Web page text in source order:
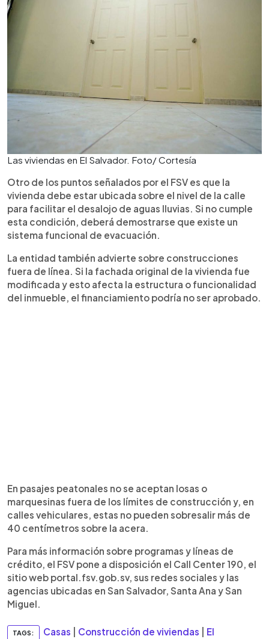
Las viviendas en El Salvador. Foto/ Cortesía
Otro de los puntos señalados por el FSV es que la
vivienda debe estar ubicada sobre el nivel de la calle
para facilitar el desalojo de aguas lluvias. Si no cumple
esta condición, deberá demostrarse que existe un
sistema funcional de evacuación.
La entidad también advierte sobre construcciones
fuera de línea. Si la fachada original de la vivienda fue
modificada y esto afecta la estructura o funcionalidad
del inmueble, el financiamiento podría no ser aprobado.
En pasajes peatonales no se aceptan losas o
marquesinas fuera de los límites de construcción y, en
calles vehiculares, estas no pueden sobresalir más de
40 centímetros sobre la acera.
Para más información sobre programas y líneas de
crédito, el FSV pone a disposición el Call Center 190, el
sitio web portal.fsv.gob.sv, sus redes sociales y las
agencias ubicadas en San Salvador, Santa Ana y San
Miguel.
TAGS: Casas Construcción de viviendas
El